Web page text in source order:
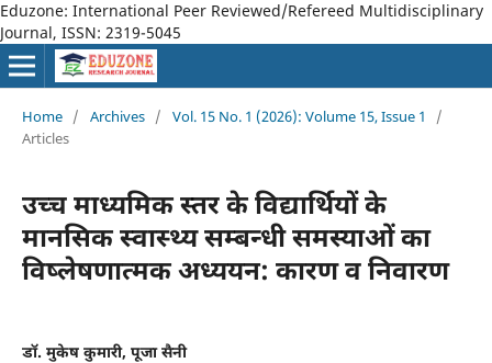
Eduzone: International Peer Reviewed/Refereed Multidisciplinary
Journal, ISSN: 2319-5045
Home / Archives / Vol. 15 No. 1 (2026): Volume 15, Issue 1
/
Articles
उच्च माध्यमिक स्तर के विद्यार्थियों के
मानसिक स्वास्थ्य सम्बन्धी समस्याओं का
विष्लेषणात्मक अध्ययन: कारण व निवारण
डॉ. मुकेष कुमारी, पूजा सैनी